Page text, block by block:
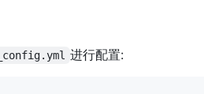
_config.yml 进行配置: